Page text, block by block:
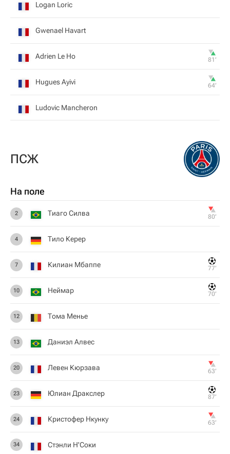
Logan Loric
Gwenael Havart
Adrien Le Ho 81‎’‎
Hugues Ayivi 64‎’‎
Ludovic Mancheron
ПСЖ
На поле
2 Тиаго Силва 80‎’‎
4 Тило Керер
7 Килиан Мбаппе 77‎’‎
10 Неймар 70‎’‎
12 Тома Менье
13 Даниэл Алвес
20 Левен Кюрзава 63‎’‎
23 Юлиан Дракслер 87‎’‎
24 Кристофер Нкунку 63‎’‎
34 Стэнли Н'Соки